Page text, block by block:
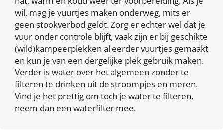
wil, mag je vuurtjes maken onderweg, mits er
geen stookverbod geldt. Zorg er echter wel dat je
vuur onder controle blijft, vaak zijn er bij geschikte
(wild)kampeerplekken al eerder vuurtjes gemaakt
en kun je van een dergelijke plek gebruik maken.
Verder is water over het algemeen zonder te
filteren te drinken uit de stroompjes en meren.
Vind je het prettig om toch je water te filteren,
neem dan een waterfilter mee.